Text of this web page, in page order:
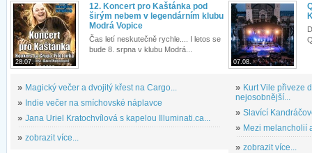
28.07.
12. Koncert pro Kaštánka pod
širým nebem v legendárním klubu
Modrá Vopice
Čas letí neskutečně rychle.... I letos se
bude 8. srpna v klubu Modrá...
» Magický večer a dvojitý křest na Cargo...
» Indie večer na smíchovské náplavce
» Jana Uriel Kratochvílová s kapelou Illuminati.ca...
» zobrazit více...
07.08.
» Kurt Vile přiveze
nejosobnější...
» Slavící
» Mezi melancholií
» zobrazit více...